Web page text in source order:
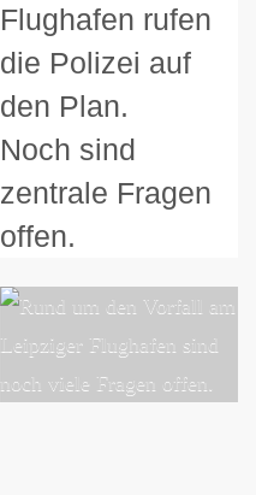
Flughafen rufen
die Polizei auf
den Plan.
Noch sind
zentrale Fragen
offen.